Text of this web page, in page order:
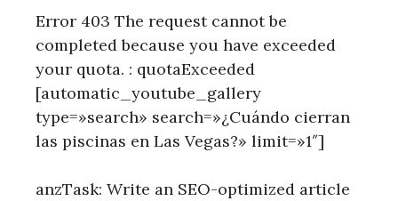
Error 403 The request cannot be
completed because you have exceeded
your quota. : quotaExceeded
[automatic_youtube_gallery
type=»search» search=»¿Cuándo cierran
las piscinas en Las Vegas?» limit=»1″]
anzTask: Write an SEO-optimized article